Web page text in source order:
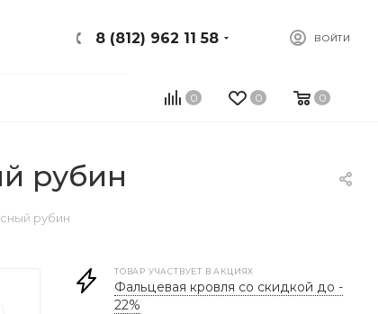
ВОЙТИ
8 (812) 962 11 58
0 0 0
рубин
рубин
ТОВАР УЧАСТВУЕТ В АКЦИЯХ
Фальцевая кровля со скидкой до -
22%